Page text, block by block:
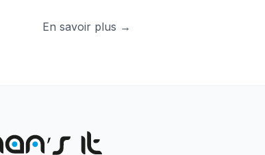
En savoir plus →